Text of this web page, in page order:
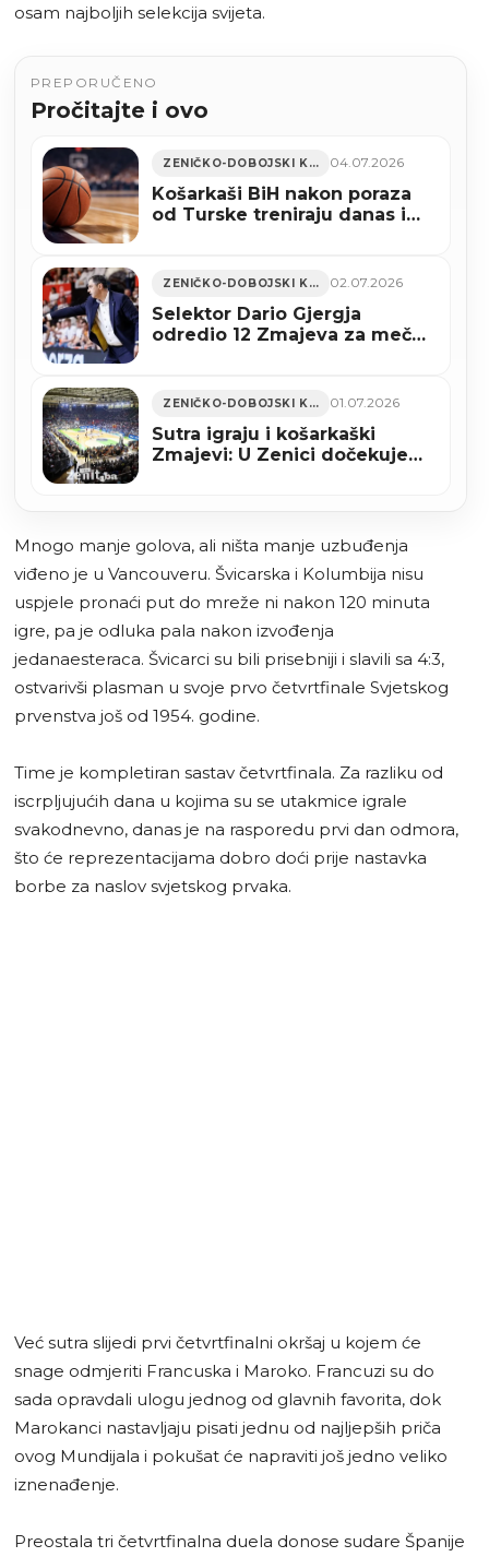
osam najboljih selekcija svijeta.
PREPORUČENO
Pročitajte i ovo
ZENIČKO-DOBOJSKI KANTON 04.07.2026
Košarkaši BiH nakon poraza
od Turske treniraju danas i
ZENIČKO-DOBOJSKI KANTON 02.07.2026
Selektor Dario Gjergja
odredio 12 Zmajeva za meč
ZENIČKO-DOBOJSKI KANTON 01.07.2026
Sutra igraju i košarkaški
Zmajevi: U Zenici dočekujemo
Mnogo manje golova, ali ništa manje uzbuđenja
viđeno je u Vancouveru. Švicarska i Kolumbija nisu
uspjele pronaći put do mreže ni nakon 120 minuta
igre, pa je odluka pala nakon izvođenja
jedanaesteraca. Švicarci su bili prisebniji i slavili sa 4:3,
ostvarivši plasman u svoje prvo četvrtfinale Svjetskog
prvenstva još od 1954. godine.
Time je kompletiran sastav četvrtfinala. Za razliku od
iscrpljujućih dana u kojima su se utakmice igrale
svakodnevno, danas je na rasporedu prvi dan odmora,
što će reprezentacijama dobro doći prije nastavka
borbe za naslov svjetskog prvaka.
Već sutra slijedi prvi četvrtfinalni okršaj u kojem će
snage odmjeriti Francuska i Maroko. Francuzi su do
sada opravdali ulogu jednog od glavnih favorita, dok
Marokanci nastavljaju pisati jednu od najljepših priča
ovog Mundijala i pokušat će napraviti još jedno veliko
iznenađenje.
Preostala tri četvrtfinalna duela donose sudare Španije